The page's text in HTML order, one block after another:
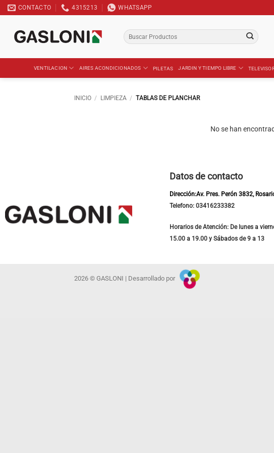
Saltar
al
contenido
CONTACTO 4315213 WHATSAPP
Buscar
por:
VENTILACION AIRES ACONDICIONADOS PILETAS JARDIN Y TIEMPO LIBRE
INICIO / LIMPIEZA / TABLAS DE PLANCHAR
No se han
Datos de contacto
Dirección:Av. Pres. Perón 3832,
Telefono: 03416233382
Horarios de Atención: De lunes a
15.00 a 19.00 y Sábados de 9 a 13
2026 © GASLONI | Desarrollado por